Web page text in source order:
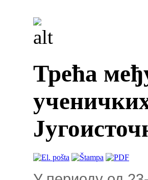
Трећа